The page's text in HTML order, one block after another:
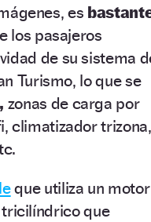
es
los pasajeros
de su sistema
Turismo, lo que se
zonas de carga por
climatizador trizona,
que utiliza un motor
tricilíndrico que